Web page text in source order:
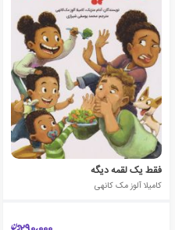
فقط یک لقمه دیگه
کامیلا آلوز مک کانهی